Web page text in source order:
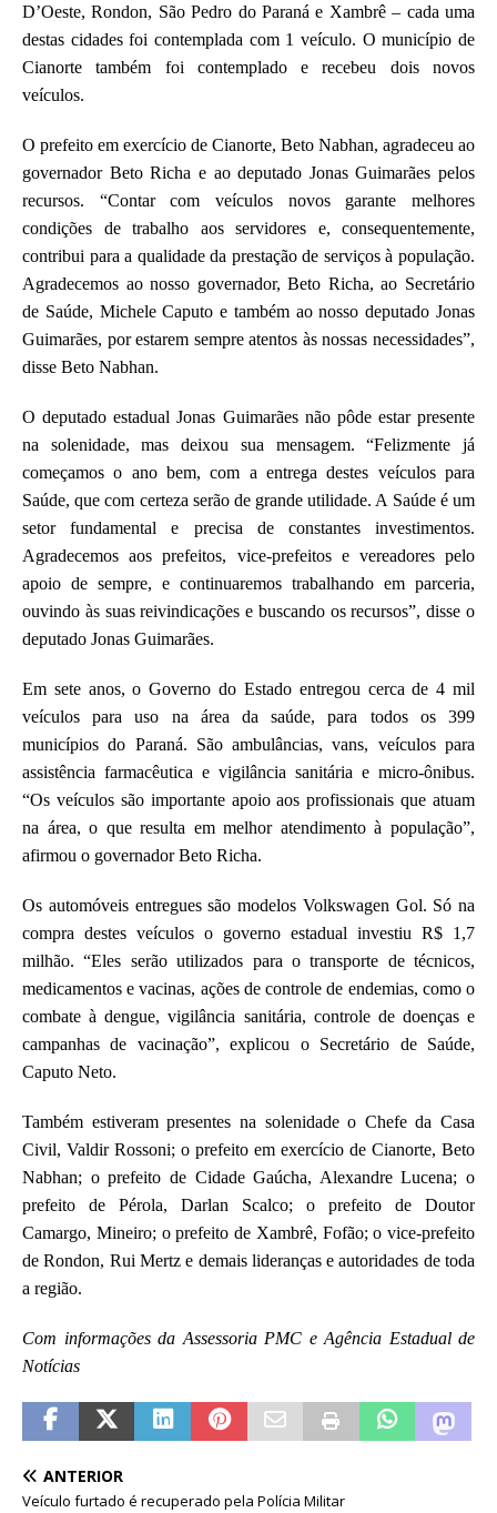
D’Oeste, Rondon, São Pedro do Paraná e Xambrê – cada uma
destas cidades foi contemplada com 1 veículo. O município de
Cianorte também foi contemplado e recebeu dois novos
veículos.
O prefeito em exercício de Cianorte, Beto Nabhan, agradeceu ao
governador Beto Richa e ao deputado Jonas Guimarães pelos
recursos. “Contar com veículos novos garante melhores
condições de trabalho aos servidores e, consequentemente,
contribui para a qualidade da prestação de serviços à população.
Agradecemos ao nosso governador, Beto Richa, ao Secretário
de Saúde, Michele Caputo e também ao nosso deputado Jonas
Guimarães, por estarem sempre atentos às nossas necessidades”,
disse Beto Nabhan.
O deputado estadual Jonas Guimarães não pôde estar presente
na solenidade, mas deixou sua mensagem. “Felizmente já
começamos o ano bem, com a entrega destes veículos para
Saúde, que com certeza serão de grande utilidade. A Saúde é um
setor fundamental e precisa de constantes investimentos.
Agradecemos aos prefeitos, vice-prefeitos e vereadores pelo
apoio de sempre, e continuaremos trabalhando em parceria,
ouvindo às suas reivindicações e buscando os recursos”, disse o
deputado Jonas Guimarães.
Em sete anos, o Governo do Estado entregou cerca de 4 mil
veículos para uso na área da saúde, para todos os 399
municípios do Paraná. São ambulâncias, vans, veículos para
assistência farmacêutica e vigilância sanitária e micro-ônibus.
“Os veículos são importante apoio aos profissionais que atuam
na área, o que resulta em melhor atendimento à população”,
afirmou o governador Beto Richa.
Os automóveis entregues são modelos Volkswagen Gol. Só na
compra destes veículos o governo estadual investiu R$ 1,7
milhão. “Eles serão utilizados para o transporte de técnicos,
medicamentos e vacinas, ações de controle de endemias, como o
combate à dengue, vigilância sanitária, controle de doenças e
campanhas de vacinação”, explicou o Secretário de Saúde,
Caputo Neto.
Também estiveram presentes na solenidade o Chefe da Casa
Civil, Valdir Rossoni; o prefeito em exercício de Cianorte, Beto
Nabhan; o prefeito de Cidade Gaúcha, Alexandre Lucena; o
prefeito de Pérola, Darlan Scalco; o prefeito de Doutor
Camargo, Mineiro; o prefeito de Xambrê, Fofão; o vice-prefeito
de Rondon, Rui Mertz e demais lideranças e autoridades de toda
a região.
Com informações da Assessoria PMC e Agência Estadual de
Notícias
ANTERIOR
Veículo furtado é recuperado pela Polícia Militar